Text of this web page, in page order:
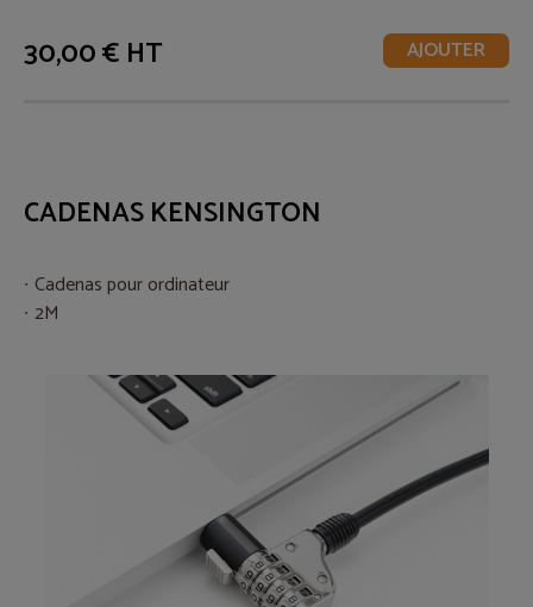
30,00 € HT AJOUTER
CADENAS KENSINGTON
Cadenas pour ordinateur
2M